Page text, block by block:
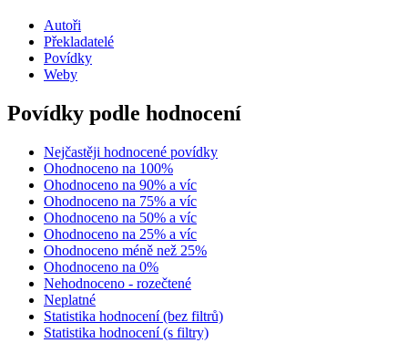
Autoři
Překladatelé
Povídky
Weby
Povídky podle hodnocení
Nejčastěji hodnocené povídky
Ohodnoceno na 100%
Ohodnoceno na 90% a víc
Ohodnoceno na 75% a víc
Ohodnoceno na 50% a víc
Ohodnoceno na 25% a víc
Ohodnoceno méně než 25%
Ohodnoceno na 0%
Nehodnoceno - rozečtené
Neplatné
Statistika hodnocení (bez filtrů)
Statistika hodnocení (s filtry)